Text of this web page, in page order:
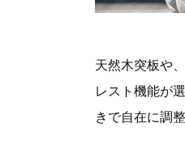
天然木突板や
レスト機能が
きで自在に調